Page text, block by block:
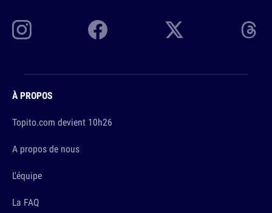
À PROPOS
Topito.com devient 10h26
A propos de nous
L'équipe
La FAQ